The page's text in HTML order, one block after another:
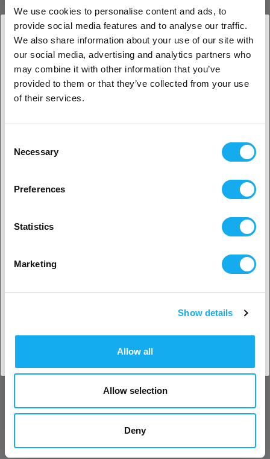
We use cookies to personalise content and ads, to
provide social media features and to analyse our traffic.
We also share information about your use of our site with
our social media, advertising and analytics partners who
may combine it with other information that you’ve
provided to them or that they’ve collected from your use
of their services.
Selection
Necessary
Preferences
Statistics
Marketing
Show details
Allow all
Allow selection
Deny
Bambu Lab Printer Cable Pack til P2S leverer nødvendige data- og
strømkabler for stabil intern forbindelse.
ANMELDELSER
Efternavn*
E-mail*
Forretning
Telefon
Besked*
1. Er du erhvervskunde eller privatkunde?
Erhvervskunde
Privat kunde